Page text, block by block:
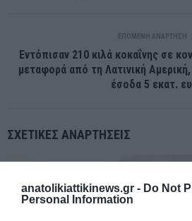
anatolikiattikinews.gr - Do Not
Personal Information
ΕΠΌΜΕΝΗ ΑΝΆΡΤΗΣΗ
Εντόπισαν 210 κιλά κοκαΐνης σε
μεταφορά από τη Λατινική
έσοδα 5 εκατ.
ΣΧΕΤΙΚΈΣ ΑΝΑΡΤΉΣΕΙΣ